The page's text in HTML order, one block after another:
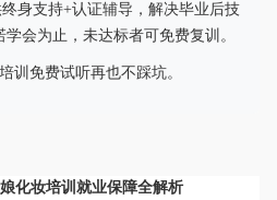
身支持+认证辅导，解决毕业后技
会为止，未达标者可免费复训。
训免费试听再也不踩坑。
化妆培训就业保障全解析